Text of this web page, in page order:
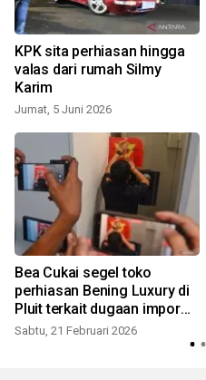
KPK sita perhiasan hingga
valas dari rumah Silmy
Karim
Jumat, 5 Juni 2026
Bea Cukai segel toko
perhiasan Bening Luxury di
Pluit terkait dugaan impor
ilegal
Sabtu, 21 Februari 2026